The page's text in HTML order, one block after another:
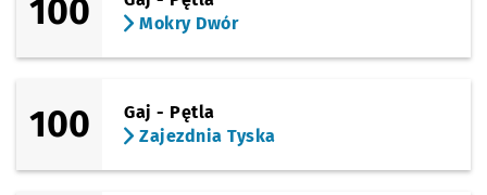
(Opolska)
100
Mokry Dwór
100
Gaj - Pętla
Zajezdnia Tyska